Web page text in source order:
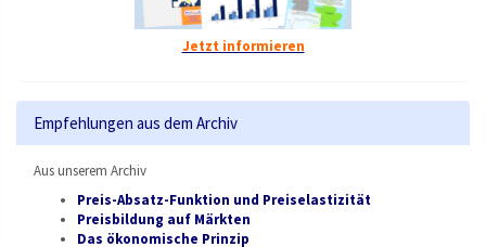
Jetzt informieren
Empfehlungen aus dem Archiv
Aus unserem Archiv
Preis-Absatz-Funktion und Preiselastizität
Preisbildung auf Märkten
Das ökonomische Prinzip